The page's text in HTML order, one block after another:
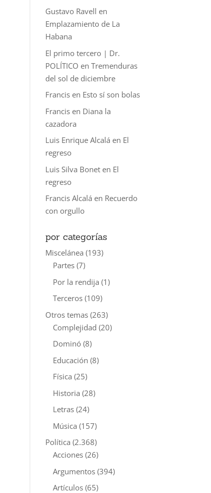
Gustavo Ravell en
Emplazamiento de La
Habana
El primo tercero | Dr.
POLÍTICO enTremenduras
del sol de diciembre
Francis en Esto sí son bolas
Francis en Diana la
cazadora
Luis Enrique Alcalá en El
regreso
Luis Silva Bonet en El
regreso
Francis Alcalá en Recuerdo
con orgullo
por categorías
Miscelánea (193)
Partes (7)
Por la rendija (1)
Terceros (109)
Otros temas (263)
Complejidad (20)
Dominó (8)
Educación (8)
Física (25)
Historia (28)
Letras (24)
Música (157)
Política (2.368)
Acciones (26)
Argumentos (394)
Artículos (65)